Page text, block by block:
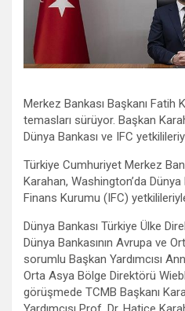
Merkez Bankası Başkanı Fatih
temasları sürüyor. Başkan
Dünya Bankası ve IFC
Türkiye Cumhuriyet Merkez
Karahan, Washington’da Dünya
Finans Kurumu (IFC)
Dünya Bankası Türkiye Ülke
Dünya Bankasının Avrupa ve
sorumlu Başkan Yardımcısı
Orta Asya Bölge Direktörü
görüşmede TCMB Başkanı